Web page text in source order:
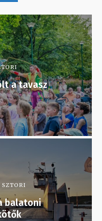
a tavasz
SZTORI
balatoni